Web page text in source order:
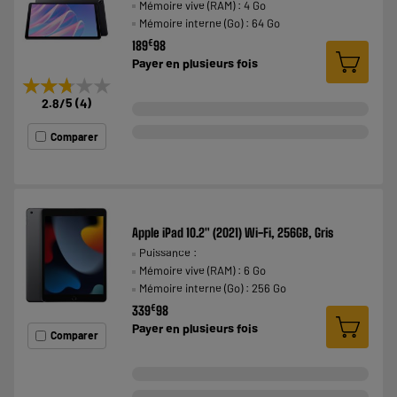
★★★★★
★★★★★
2.8/5 (4)
Comparer
Mémoire vive (RAM) : 4 Go
Mémoire interne (Go) : 64 Go
189€98
Payer en plusieurs fois
Comparer
Apple iPad 10.2" (2021) Wi-Fi, 256GB, Gris
Puissance :
Mémoire vive (RAM) : 6 Go
Mémoire interne (Go) : 256 Go
339€98
Payer en plusieurs fois